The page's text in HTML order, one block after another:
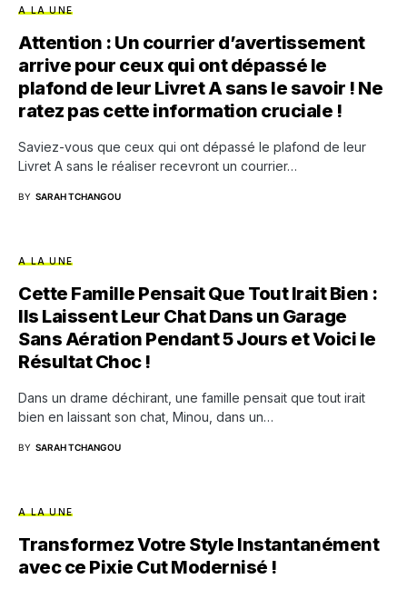
A LA UNE
Attention : Un courrier d’avertissement
arrive pour ceux qui ont dépassé le
plafond de leur Livret A sans le savoir ! Ne
ratez pas cette information cruciale !
Saviez-vous que ceux qui ont dépassé le plafond de leur
Livret A sans le réaliser recevront un courrier…
BY SARAH TCHANGOU
A LA UNE
Cette Famille Pensait Que Tout Irait Bien :
Ils Laissent Leur Chat Dans un Garage
Sans Aération Pendant 5 Jours et Voici le
Résultat Choc !
Dans un drame déchirant, une famille pensait que tout irait
bien en laissant son chat, Minou, dans un…
BY SARAH TCHANGOU
A LA UNE
Transformez Votre Style Instantanément
avec ce Pixie Cut Modernisé !